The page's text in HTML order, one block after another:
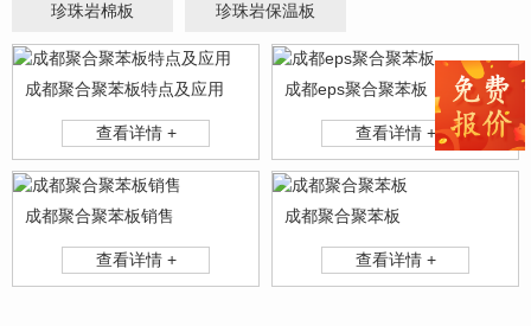
珍珠岩棉板 珍珠岩保温板
成都聚合聚苯板特点及应用
查看详情 +
成都eps聚合聚苯板
查看详情 +
成都聚合聚苯板销售
查看详情 +
成都聚合聚苯板
查看详情 +